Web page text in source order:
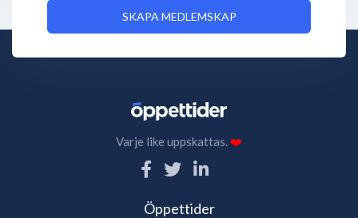
SKAPA MEDLEMSKAP
Varje like uppskattas.❤️
Öppettider